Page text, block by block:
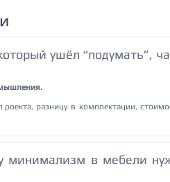
ушёл “подумать”,
разницу в комплектации,
минимализм в мебели